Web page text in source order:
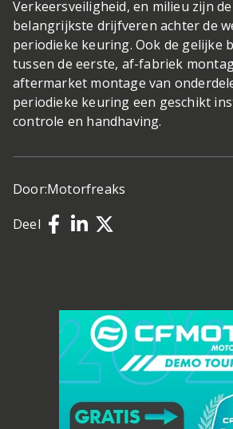
Verkeersveiligheid, en milieu zijn
belangrijkste drijfveren achter de
periodieke keuring. Ook de gelijke
tussen de eerste, af-fabriek
aftermarket montage van
periodieke keuring een geschikt
controle en handhaving.
Door:Motorfreaks
Deel